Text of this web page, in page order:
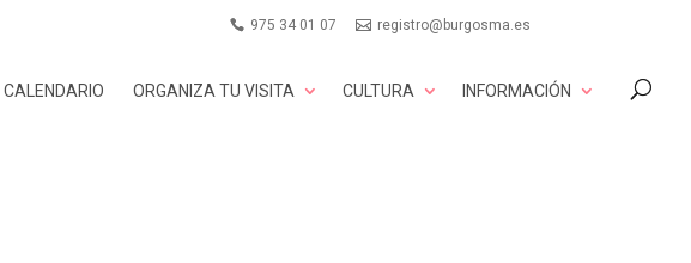
975 34 01 07 registro@burgosma.es
CALENDARIO ORGANIZA TU VISITA CULTURA INFORMACIÓN